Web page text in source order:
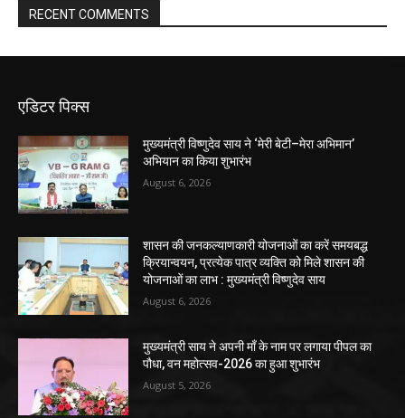
RECENT COMMENTS
एडिटर पिक्स
मुख्यमंत्री विष्णुदेव साय ने ‘मेरी बेटी–मेरा अभिमान’
अभियान का किया शुभारंभ
August 6, 2026
शासन की जनकल्याणकारी योजनाओं का करें समयबद्ध
क्रियान्वयन, प्रत्येक पात्र व्यक्ति को मिले शासन की
योजनाओं का लाभ : मुख्यमंत्री विष्णुदेव साय
August 6, 2026
मुख्यमंत्री साय ने अपनी माँ के नाम पर लगाया पीपल का
पौधा, वन महोत्सव-2026 का हुआ शुभारंभ
August 5, 2026